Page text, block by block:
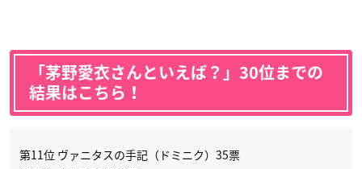
「茅野愛衣さんといえば？」30位までの
結果はこちら！
第11位 ヴァニタスの手記（ドミニク）35票